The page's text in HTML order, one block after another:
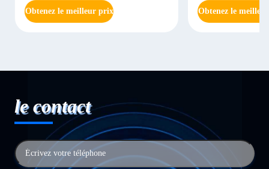
Obtenez le meilleur prix Obtenez le meilleur
le contact